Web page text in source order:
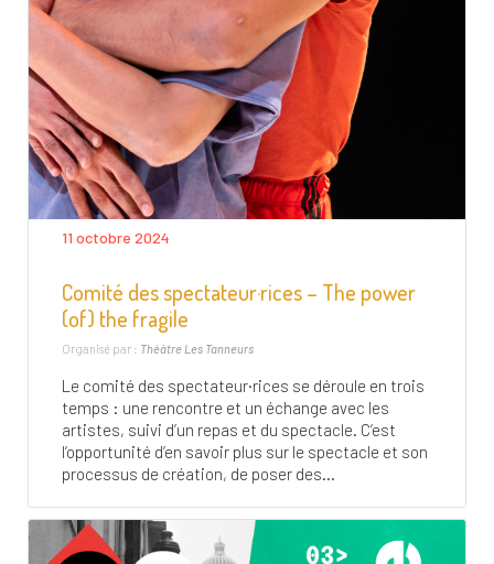
11 octobre 2024
Comité des spectateur·rices – The power
(of) the fragile
Organisé par : Théâtre Les Tanneurs
Le comité des spectateur·rices se déroule en trois
temps : une rencontre et un échange avec les
artistes, suivi d’un repas et du spectacle. C’est
l’opportunité d’en savoir plus sur le spectacle et son
processus de création, de poser des...